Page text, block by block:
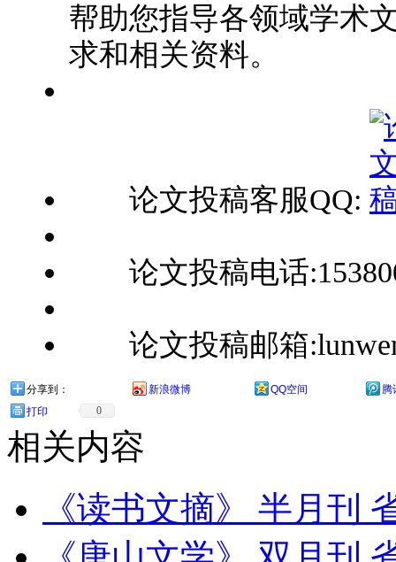
帮助您指导各领域学术
求和相关资料。
论文投稿客服QQ:
论文投稿电话
论文投稿邮箱
分享到： 新浪微博 QQ空间
腾
打印
0
相关内容
《读书文摘》 半月刊